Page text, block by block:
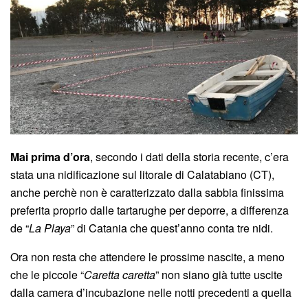
Mai prima d’ora, secondo i dati della storia recente, c’era
stata una nidificazione sul litorale di Calatabiano (CT),
anche perchè non è caratterizzato dalla sabbia finissima
preferita proprio dalle tartarughe per deporre, a differenza
de “La Playa” di Catania che quest’anno conta tre nidi.
Ora non resta che attendere le prossime nascite, a meno
che le piccole “Caretta caretta” non siano già tutte uscite
dalla camera d’incubazione nelle notti precedenti a quella